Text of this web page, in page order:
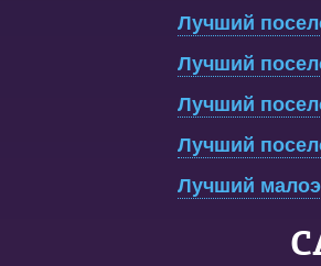
Лучший
Лучший
Лучший
Лучший
Лучший